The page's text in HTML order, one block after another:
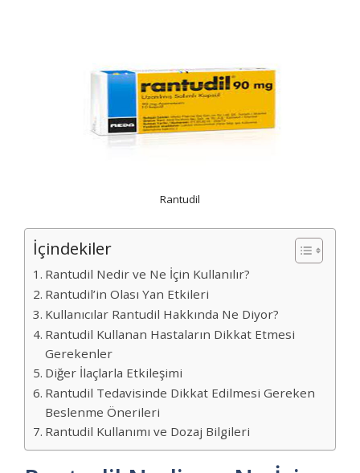
Rantudil
İçindekiler
Rantudil Nedir ve Ne İçin Kullanılır?
Rantudil’in Olası Yan Etkileri
Kullanıcılar Rantudil Hakkında Ne Diyor?
Rantudil Kullanan Hastaların Dikkat Etmesi
Gerekenler
Diğer İlaçlarla Etkileşimi
Rantudil Tedavisinde Dikkat Edilmesi Gereken
Beslenme Önerileri
Rantudil Kullanımı ve Dozaj Bilgileri